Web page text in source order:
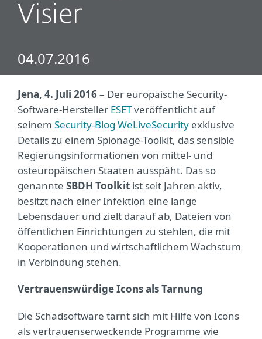
Visier
04.07.2016
Jena, 4. Juli 2016 – Der europäische Security-
Software-Hersteller ESETveröffentlicht auf
seinem Security-Blog WeLiveSecurity exklusive
Details zu einem Spionage-Toolkit, das sensible
Regierungsinformationen von mittel- und
osteuropäischen Staaten ausspäht. Das so
genannte SBDH Toolkit ist seit Jahren aktiv,
besitzt nach einer Infektion eine lange
Lebensdauer und zielt darauf ab, Dateien von
öffentlichen Einrichtungen zu stehlen, die mit
Kooperationen und wirtschaftlichem Wachstum
in Verbindung stehen.
Vertrauenswürdige Icons als Tarnung
Die Schadsoftware tarnt sich mit Hilfe von Icons
als vertrauenserweckende Programme wie